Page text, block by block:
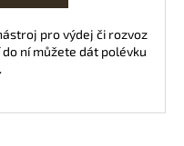
pro výdej či rozvoz
ní můžete dát polévku